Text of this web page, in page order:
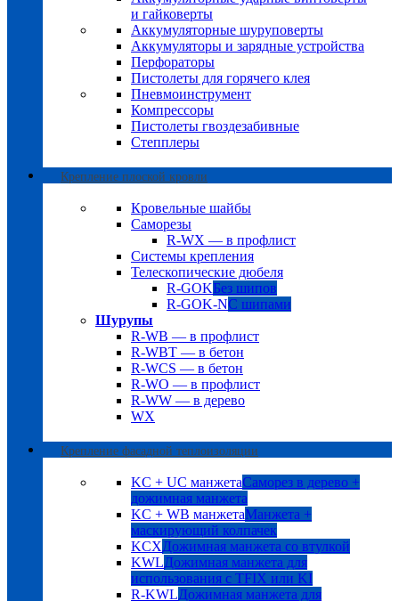
и гайковерты
Аккумуляторные шуруповерты
Аккумуляторы и зарядные устройства
Перфораторы
Пистолеты для горячего клея
Пневмоинструмент
Компрессоры
Пистолеты гвоздезабивные
Степплеры
Крепление плоской кровли
Кровельные шайбы
Саморезы
R-WX — в профлист
Системы крепления
Телескопические дюбеля
R-GOKБез шипов
R-GOK-NС шипами
Шурупы
R-WB — в профлист
R-WBT — в бетон
R-WCS — в бетон
R-WO — в профлист
R-WW — в дерево
WX
Крепление фасадной теплоизоляции
KC + UC манжетаСаморез в дерево +
дожимная манжета
KC + WB манжетаМанжета +
маскирующий колпачек
KCXДожимная манжета со втулкой
KWLДожимная манжета для
использования с TFIX или KI
R-KWLДожимная манжета для